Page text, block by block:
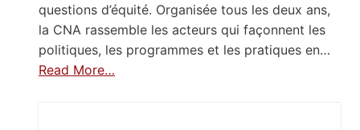
questions d’équité. Organisée tous les deux ans,
la CNA rassemble les acteurs qui façonnent les
politiques, les programmes et les pratiques en…
Read More…